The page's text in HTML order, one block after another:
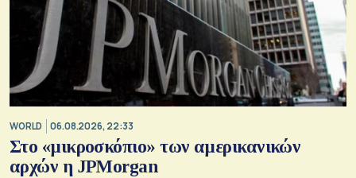
WORLD 06.08.2026, 22:33
Στο «μικροσκόπιο» των αμερικανικών
αρχών η JPMorgan